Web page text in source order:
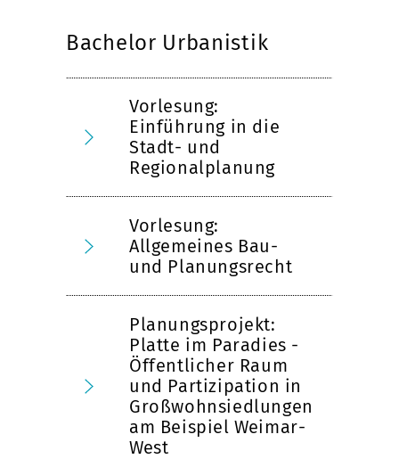
Bachelor Urbanistik
Vorlesung:
Einführung in die
Stadt- und
Regionalplanung
Vorlesung:
Allgemeines Bau-
und Planungsrecht
Planungsprojekt:
Platte im Paradies -
Öffentlicher Raum
und Partizipation in
Großwohnsiedlungen
am Beispiel Weimar-
West